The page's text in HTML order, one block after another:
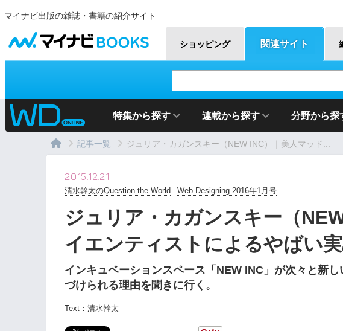
マイナビ出版の雑誌・書籍の紹介サイト
マイナビBOOKS
ショッピング 関連サイト
特集から探す 連載から探す 分野から探
記事一覧 ジュリア・カガンスキー（NEW INC）｜美人マッド...
2015.12.21
清水幹太のQuestion the World Web Designing 2016年1月号
ジュリア・カガンスキー（
イエンティストによるやばい
インキュベーションスペース「NEW INC」が次々と新
づけられる理由を聞きに行く。
Text： 清水幹太